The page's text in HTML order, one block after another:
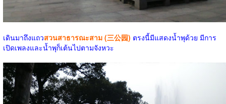
เดินมาถึงแถวสวนสาธารณะสาม (三公园) ตรงนี้มีแสดงน้ำพุด้วย มีการ
เปิดเพลงและน้ำพุก็เต้นไปตามจังหวะ